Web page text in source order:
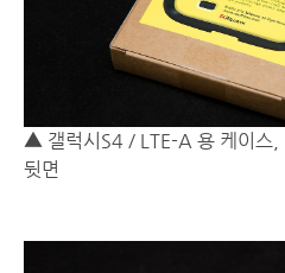
▲ 갤럭시S4 / LTE-A 용 케이스,
뒷면